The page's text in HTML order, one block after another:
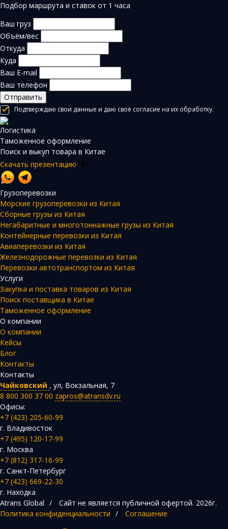
Подбор маршрута и ставок от 1 часа
Ваш груз
Объём/вес
Откуда
Куда
Ваш E-mail
Ваш телефон
Отправить
Подтверждаю свои данные и даю своё согласие на их обработку.
Логистика
Таможенное оформление
Поиск и выкуп товара в Китае
Скачать презентацию
Грузоперевозки
Морские грузоперевозки из Китая
Сборные грузы из Китая
Негабаритные и многотоннажные грузы из Китая
Контейнерные перевозки из Китая
Авиаперевозки из Китая
Железнодорожные перевозки из Китая
Перевозки автотранспортом из Китая
Услуги
Закупка и поставка товаров из Китая
Поиск поставщика в Китае
Таможенное оформление
О компании
О компании
Кейсы
Блог
Контакты
Контакты
Чайковский , ул, Вокзальная, 7
8 800 300 37 00 zapros@atransdv.ru
Офисы:
+7 (423) 205-60-99
г. Владивосток
+7 (495) 120-17-99
г. Москва
+7 (812) 317-16-99
г. Санкт-Петербург
+7 (423) 669-22-30
г. Находка
Atrans Global / Сайт не является публичной офертой. 2026г.
Политика конфиденциальности / Соглашение